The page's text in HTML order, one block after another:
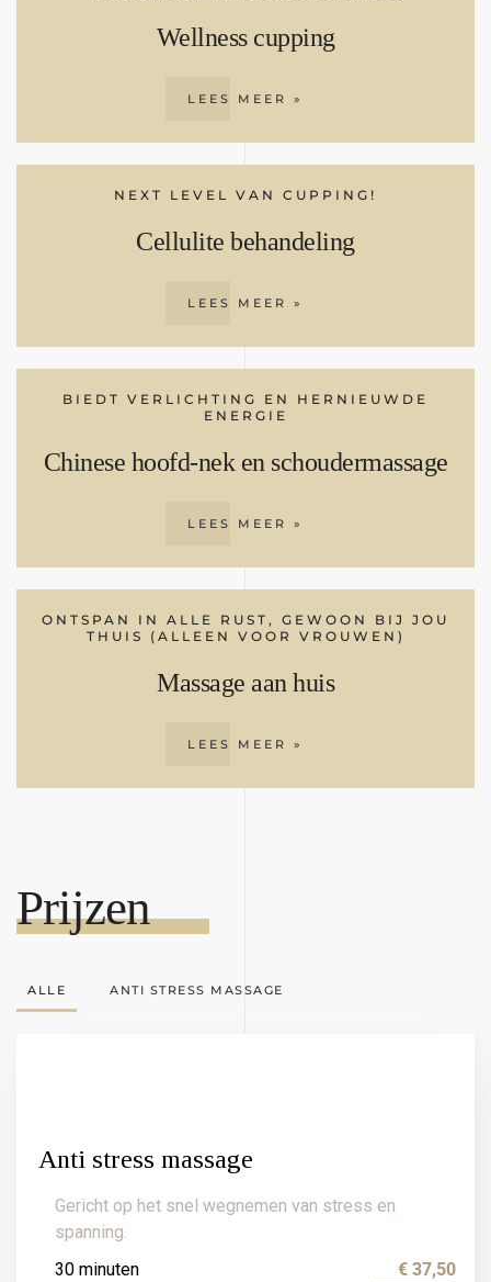
Wellness cupping
LEES MEER »
NEXT LEVEL VAN CUPPING!
Cellulite behandeling
LEES MEER »
BIEDT VERLICHTING EN HERNIEUWDE
ENERGIE
Chinese hoofd-nek en schoudermassage
LEES MEER »
ONTSPAN IN ALLE RUST, GEWOON BIJ JOU
THUIS (ALLEEN VOOR VROUWEN)
Massage aan huis
LEES MEER »
Prijzen
ALLE ANTI STRESS MASSAGE
Anti stress massage
Gericht op het snel wegnemen van stress en
spanning.
30 minuten
€ 37,50